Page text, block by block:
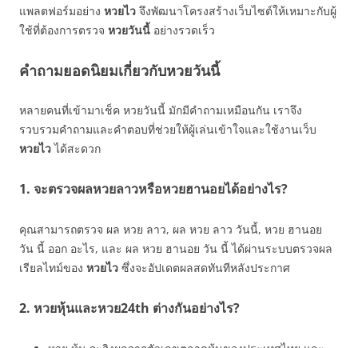
แพลตฟอร์มอย่าง หวยไว จึงพัฒนาโครงสร้างเว็บไซต์ให้เหมาะกับผู้
ใช้ที่ต้องการตรวจ หวยวันนี้ อย่างรวดเร็ว
คำถามยอดนิยมเกี่ยวกับหวยวันนี้
หลายคนที่เข้ามาเช็ค หวยวันนี้ มักมีคำถามเหมือนกัน เราจึง
รวบรวมคำถามและคำตอบที่ช่วยให้ผู้เล่นเข้าใจและใช้งานเว็บ
หวยไวได้สะดวก
1. จะตรวจผลหวยลาวหรือหวยฮานอยได้อย่างไร?
คุณสามารถตรวจ ผล หวย ลาว, ผล หวย ลาว วันนี้, หวย ฮานอย
วัน นี้ ออก อะไร, และ ผล หวย ฮานอย วัน นี้ ได้ผ่านระบบตรวจผล
เรียลไทม์ของ หวยไว ซึ่งจะอัปเดตผลสดทันทีหลังประกาศ
2. หวยหุ้นและหวย24th ต่างกันอย่างไร?